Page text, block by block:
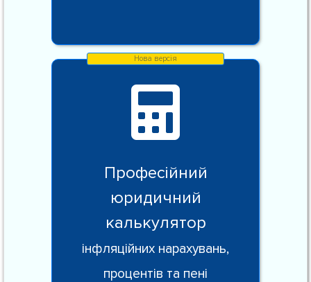
Професійний
юридичний
калькулятор
інфляційних нарахувань,
процентів та пені